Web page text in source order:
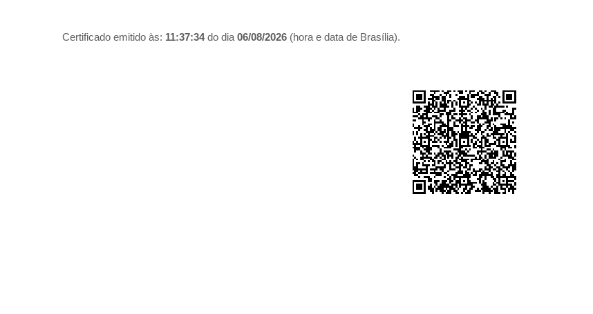
Certificado emitido às: 11:37:34do dia 06/08/2026 (hora e data de Brasília).